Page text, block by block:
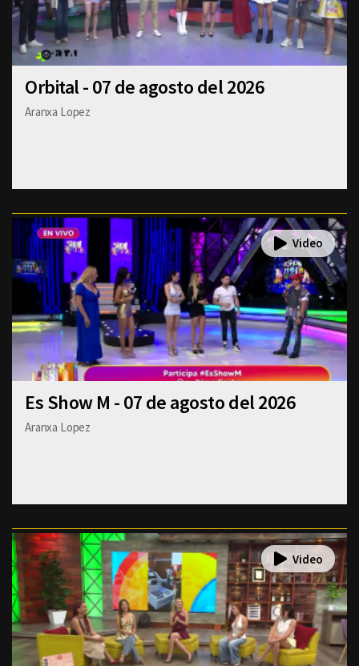
Orbital - 07 de agosto del 2026
Aranxa Lopez
Es Show M - 07 de agosto del 2026
Aranxa Lopez